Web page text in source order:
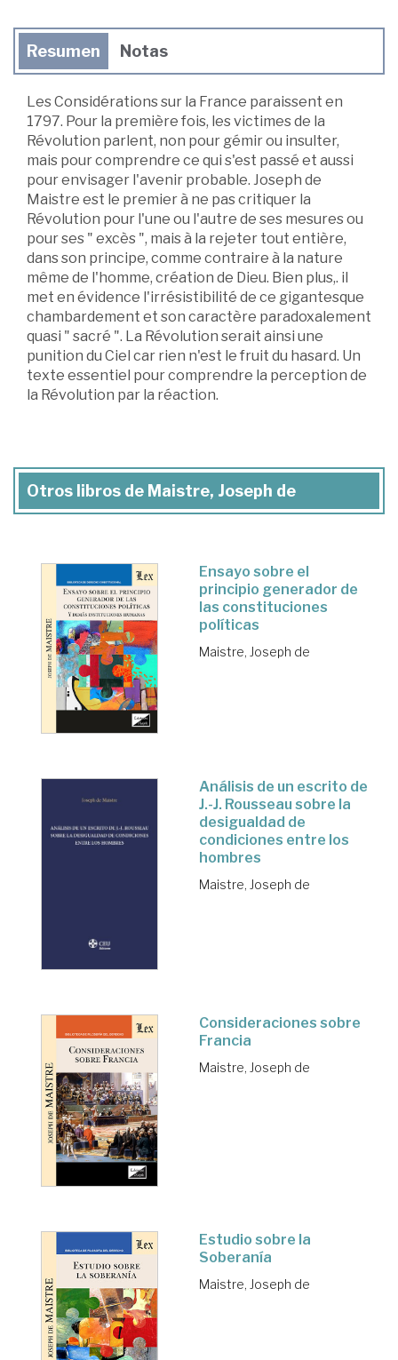
Resumen Notas
Les Considérations sur la France paraissent en
1797. Pour la première fois, les victimes de la
Révolution parlent, non pour gémir ou insulter,
mais pour comprendre ce qui s'est passé et aussi
pour envisager l'avenir probable. Joseph de
Maistre est le premier à ne pas critiquer la
Révolution pour l'une ou l'autre de ses mesures ou
pour ses " excès ", mais à la rejeter tout entière,
dans son principe, comme contraire à la nature
même de l'homme, création de Dieu. Bien plus,. il
met en évidence l'irrésistibilité de ce gigantesque
chambardement et son caractère paradoxalement
quasi " sacré ". La Révolution serait ainsi une
punition du Ciel car rien n'est le fruit du hasard. Un
texte essentiel pour comprendre la perception de
la Révolution par la réaction.
Otros libros de Maistre, Joseph de
Ensayo sobre el
principio generador de
las constituciones
políticas
Maistre, Joseph de
Análisis de un escrito de
J.-J. Rousseau sobre la
desigualdad de
condiciones entre los
hombres
Maistre, Joseph de
Consideraciones sobre
Francia
Maistre, Joseph de
Estudio sobre la
Soberanía
Maistre, Joseph de